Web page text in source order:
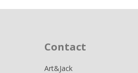
Contact
Art&Jack